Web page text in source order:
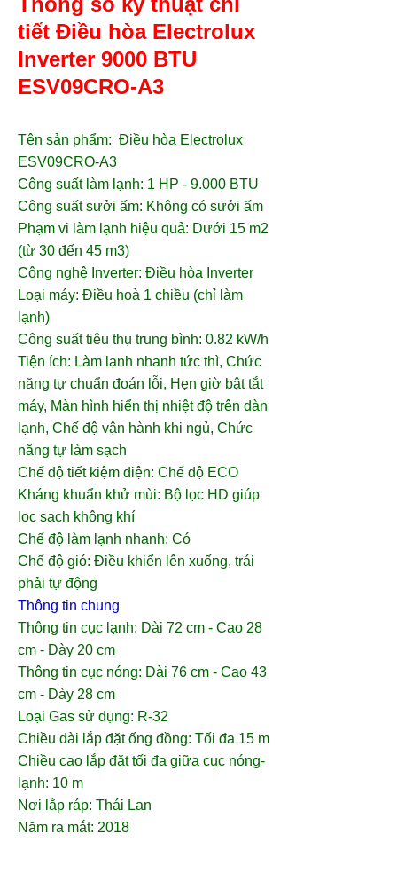
tiết Điều hòa Electrolux
Inverter 9000 BTU
ESV09CRO-A3
Tên sản phẩm: Điều hòa Electrolux
ESV09CRO-A3
Công suất làm lạnh: 1 HP - 9.000 BTU
Công suất sưởi ấm: Không có sưởi ấm
Phạm vi làm lạnh hiệu quả: Dưới 15 m2
(từ 30 đến 45 m3)
Công nghệ Inverter: Điều hòa Inverter
Loại máy: Điều hoà 1 chiều (chỉ làm
lạnh)
Công suất tiêu thụ trung bình: 0.82 kW/h
Tiện ích: Làm lạnh nhanh tức thì, Chức
năng tự chuẩn đoán lỗi, Hẹn giờ bật tắt
máy, Màn hình hiển thị nhiệt độ trên dàn
lạnh, Chế độ vận hành khi ngủ, Chức
năng tự làm sạch
Chế độ tiết kiệm điện: Chế độ ECO
Kháng khuẩn khử mùi: Bộ lọc HD giúp
lọc sạch không khí
Chế độ làm lạnh nhanh: Có
Chế độ gió: Điều khiển lên xuống, trái
phải tự động
Thông tin chung
Thông tin cục lạnh: Dài 72 cm - Cao 28
cm - Dày 20 cm
Thông tin cục nóng: Dài 76 cm - Cao 43
cm - Dày 28 cm
Loại Gas sử dụng: R-32
Chiều dài lắp đặt ống đồng: Tối đa 15 m
Chiều cao lắp đặt tối đa giữa cục nóng-
lạnh: 10 m
Nơi lắp ráp: Thái Lan
Năm ra mắt: 2018